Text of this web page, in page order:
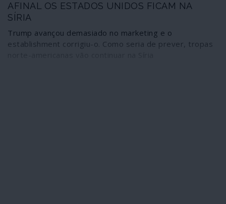
AFINAL OS ESTADOS UNIDOS FICAM NA
SÍRIA
Trump avançou demasiado no marketing e o
establishment corrigiu-o. Como seria de prever, tropas